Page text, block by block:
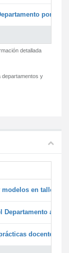
por
detallada
departamentos y
en
a la
docentes y